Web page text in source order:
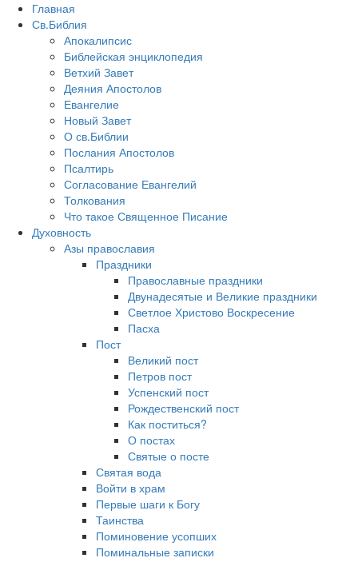
Главная
Св.Библия
Апокалипсис
Библейская энциклопедия
Ветхий Завет
Деяния Апостолов
Евангелие
Новый Завет
О св.Библии
Послания Апостолов
Псалтирь
Согласование Евангелий
Толкования
Что такое Священное Писание
Духовность
Азы православия
Праздники
Православные праздники
Двунадесятые и Великие праздники
Светлое Христово Воскресение
Пасха
Пост
Великий пост
Петров пост
Успенский пост
Рождественский пост
Как поститься?
О постах
Святые о посте
Святая вода
Войти в храм
Первые шаги к Богу
Таинства
Поминовение усопших
Поминальные записки